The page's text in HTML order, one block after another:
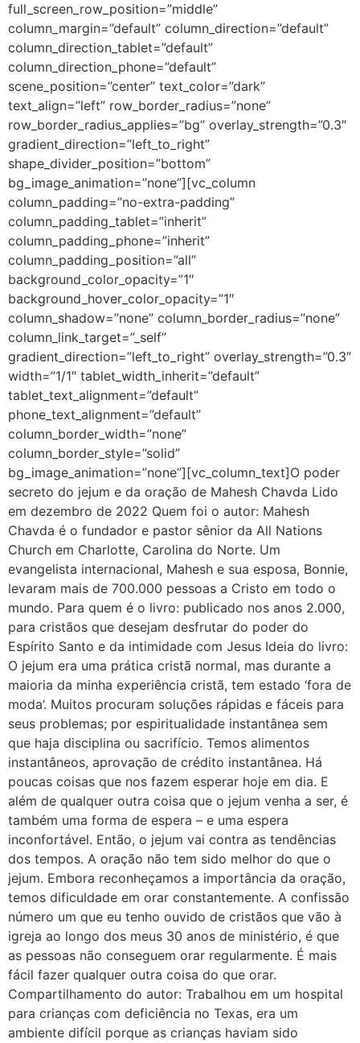
full_screen_row_position=”middle”
column_margin=”default” column_direction=”default”
column_direction_tablet=”default”
column_direction_phone=”default”
scene_position=”center” text_color=”dark”
text_align=”left” row_border_radius=”none”
row_border_radius_applies=”bg” overlay_strength=”0.3″
gradient_direction=”left_to_right”
shape_divider_position=”bottom”
bg_image_animation=”none”][vc_column
column_padding=”no-extra-padding”
column_padding_tablet=”inherit”
column_padding_phone=”inherit”
column_padding_position=”all”
background_color_opacity=”1″
background_hover_color_opacity=”1″
column_shadow=”none” column_border_radius=”none”
column_link_target=”_self”
gradient_direction=”left_to_right” overlay_strength=”0.3″
width=”1/1″ tablet_width_inherit=”default”
tablet_text_alignment=”default”
phone_text_alignment=”default”
column_border_width=”none”
column_border_style=”solid”
bg_image_animation=”none”][vc_column_text]O poder
secreto do jejum e da oração de Mahesh Chavda Lido
em dezembro de 2022 Quem foi o autor: Mahesh
Chavda é o fundador e pastor sênior da All Nations
Church em Charlotte, Carolina do Norte. Um
evangelista internacional, Mahesh e sua esposa, Bonnie,
levaram mais de 700.000 pessoas a Cristo em todo o
mundo. Para quem é o livro: publicado nos anos 2.000,
para cristãos que desejam desfrutar do poder do
Espírito Santo e da intimidade com Jesus Ideia do livro:
O jejum era uma prática cristã normal, mas durante a
maioria da minha experiência cristã, tem estado ‘fora de
moda’. Muitos procuram soluções rápidas e fáceis para
seus problemas; por espiritualidade instantânea sem
que haja disciplina ou sacrifício. Temos alimentos
instantâneos, aprovação de crédito instantânea. Há
poucas coisas que nos fazem esperar hoje em dia. E
além de qualquer outra coisa que o jejum venha a ser, é
também uma forma de espera – e uma espera
inconfortável. Então, o jejum vai contra as tendências
dos tempos. A oração não tem sido melhor do que o
jejum. Embora reconheçamos a importância da oração,
temos dificuldade em orar constantemente. A confissão
número um que eu tenho ouvido de cristãos que vão à
igreja ao longo dos meus 30 anos de ministério, é que
as pessoas não conseguem orar regularmente. É mais
fácil fazer qualquer outra coisa do que orar.
Compartilhamento do autor: Trabalhou em um hospital
para crianças com deficiência no Texas, era um
ambiente difícil porque as crianças haviam sido